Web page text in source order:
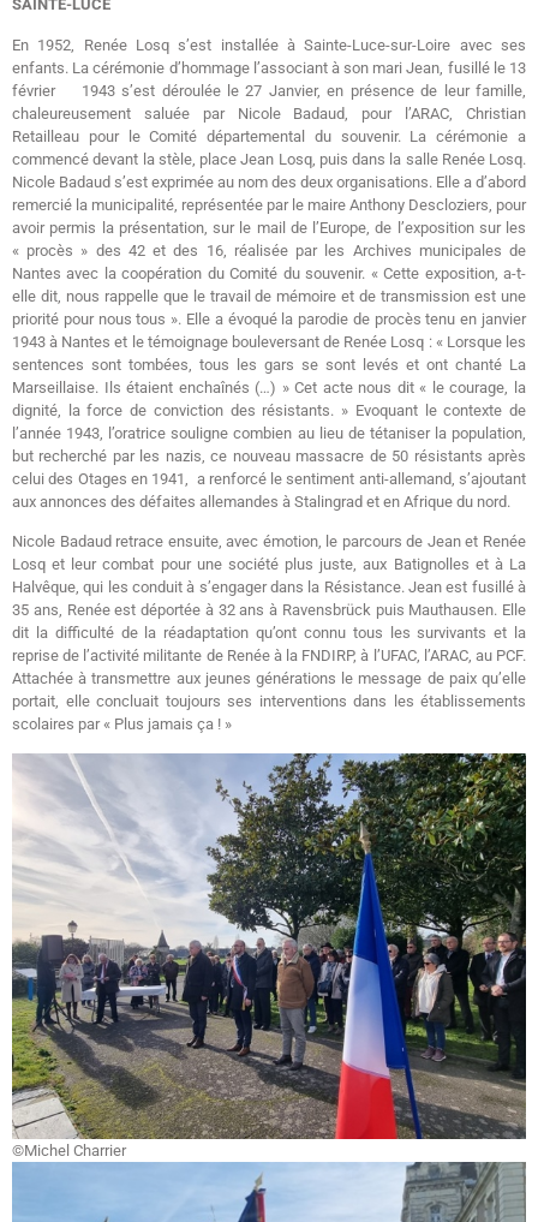
SAINTE-LUCE
En 1952, Renée Losq s’est installée à Sainte-Luce-sur-Loire avec ses
enfants. La cérémonie d’hommage l’associant à son mari Jean, fusillé le 13
février 1943 s’est déroulée le 27 Janvier, en présence de leur famille,
chaleureusement saluée par Nicole Badaud, pour l’ARAC, Christian
Retailleau pour le Comité départemental du souvenir. La cérémonie a
commencé devant la stèle, place Jean Losq, puis dans la salle Renée Losq.
Nicole Badaud s’est exprimée au nom des deux organisations. Elle a d’abord
remercié la municipalité, représentée par le maire Anthony Descloziers, pour
avoir permis la présentation, sur le mail de l’Europe, de l’exposition sur les
« procès » des 42 et des 16, réalisée par les Archives municipales de
Nantes avec la coopération du Comité du souvenir. « Cette exposition, a-t-
elle dit, nous rappelle que le travail de mémoire et de transmission est une
priorité pour nous tous ». Elle a évoqué la parodie de procès tenu en janvier
1943 à Nantes et le témoignage bouleversant de Renée Losq : « Lorsque les
sentences sont tombées, tous les gars se sont levés et ont chanté La
Marseillaise. Ils étaient enchaînés (…) » Cet acte nous dit « le courage, la
dignité, la force de conviction des résistants. » Evoquant le contexte de
l’année 1943, l’oratrice souligne combien au lieu de tétaniser la population,
but recherché par les nazis, ce nouveau massacre de 50 résistants après
celui des Otages en 1941, a renforcé le sentiment anti-allemand, s’ajoutant
aux annonces des défaites allemandes à Stalingrad et en Afrique du nord.
Nicole Badaud retrace ensuite, avec émotion, le parcours de Jean et Renée
Losq et leur combat pour une société plus juste, aux Batignolles et à La
Halvêque, qui les conduit à s’engager dans la Résistance. Jean est fusillé à
35 ans, Renée est déportée à 32 ans à Ravensbrück puis Mauthausen. Elle
dit la difficulté de la réadaptation qu’ont connu tous les survivants et la
reprise de l’activité militante de Renée à la FNDIRP, à l’UFAC, l’ARAC, au PCF.
Attachée à transmettre aux jeunes générations le message de paix qu’elle
portait, elle concluait toujours ses interventions dans les établissements
scolaires par « Plus jamais ça ! »
©Michel Charrier